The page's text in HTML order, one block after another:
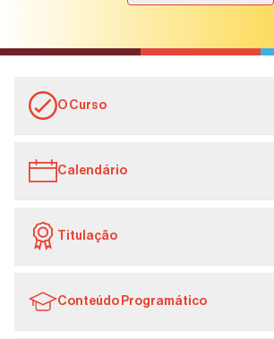
O Curso
Calendário
Titulação
Conteúdo Programático